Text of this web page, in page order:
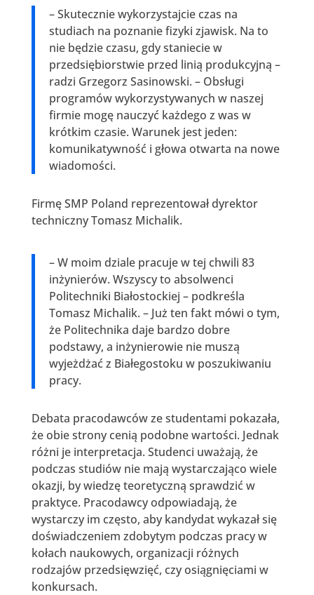
– Skutecznie wykorzystajcie czas na
studiach na poznanie fizyki zjawisk. Na to
nie będzie czasu, gdy staniecie w
przedsiębiorstwie przed linią produkcyjną –
radzi Grzegorz Sasinowski. – Obsługi
programów wykorzystywanych w naszej
firmie mogę nauczyć każdego z was w
krótkim czasie. Warunek jest jeden:
komunikatywność i głowa otwarta na nowe
wiadomości.
Firmę SMP Poland reprezentował dyrektor
techniczny Tomasz Michalik.
– W moim dziale pracuje w tej chwili 83
inżynierów. Wszyscy to absolwenci
Politechniki Białostockiej – podkreśla
Tomasz Michalik. – Już ten fakt mówi o tym,
że Politechnika daje bardzo dobre
podstawy, a inżynierowie nie muszą
wyjeżdżać z Białegostoku w poszukiwaniu
pracy.
Debata pracodawców ze studentami pokazała,
że obie strony cenią podobne wartości. Jednak
różni je interpretacja. Studenci uważają, że
podczas studiów nie mają wystarczająco wiele
okazji, by wiedzę teoretyczną sprawdzić w
praktyce. Pracodawcy odpowiadają, że
wystarczy im często, aby kandydat wykazał się
doświadczeniem zdobytym podczas pracy w
kołach naukowych, organizacji różnych
rodzajów przedsięwzięć, czy osiągnięciami w
konkursach.